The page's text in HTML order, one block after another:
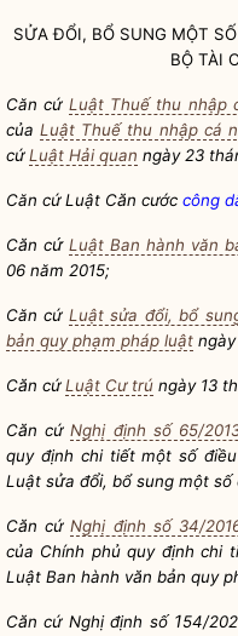
SỬA ĐỔI, BỔ SUNG MỘT
BỘ TÀI
Căn cứ Luật Thuế thu nhập
củaLuật Thuế thu nhập cá
cứLuật Hải quan ngày 23
Căn cứ Luật Căn cước công
Căn cứ Luật Ban hành văn
06 năm 2015;
Căn cứ Luật sửa đổi, bổ
bản quy phạm pháp luật
Căn cứLuật Cư trú ngày 13
Căn cứNghị định số 65/
quy định chi tiết một số
Luật sửa đổi, bổ sung một số
Căn cứNghị định số 34/
của Chính phủ quy định chi
Luật Ban hành văn bản quy
Căn cứ Nghị định số 154/